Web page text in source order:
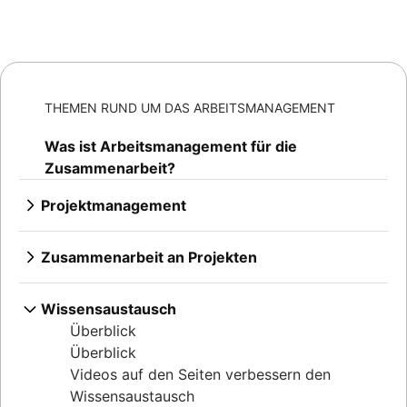
THEMEN RUND UM DAS ARBEITSMANAGEMENT
Was ist Arbeitsmanagement für die
Zusammenarbeit?
Projektmanagement
Überblick
KI-gestütztes Projektmanagement
Phasen des Projektmanagements
Prinzipien
Enterprise-Projektmanagement
Creative project management
Lösungen
IT-Projektmanagement
Zusammenarbeit an Projekten
Überblick
Von Zusammenarbeit geprägte Kultur
Überblick
Zusammenarbeit und Kommunikation
Zusammenarbeit im Team
Insider-Tipps von Power-Usern für die
FUNKTIONSÜBERGREIFENDE TEAMS
Überblick
Funktionsübergreifende Zusammenarbeit
Best Practices für Brainstorming
Überblick
Wissensaustausch
Überblick
Überblick
Videos auf den Seiten verbessern den
Wissensaustausch